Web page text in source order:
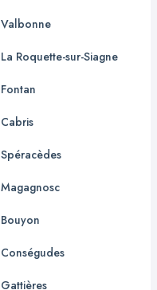
Valbonne
La Roquette-sur-Siagne
Fontan
Cabris
Spéracèdes
Magagnosc
Bouyon
Conségudes
Gattières